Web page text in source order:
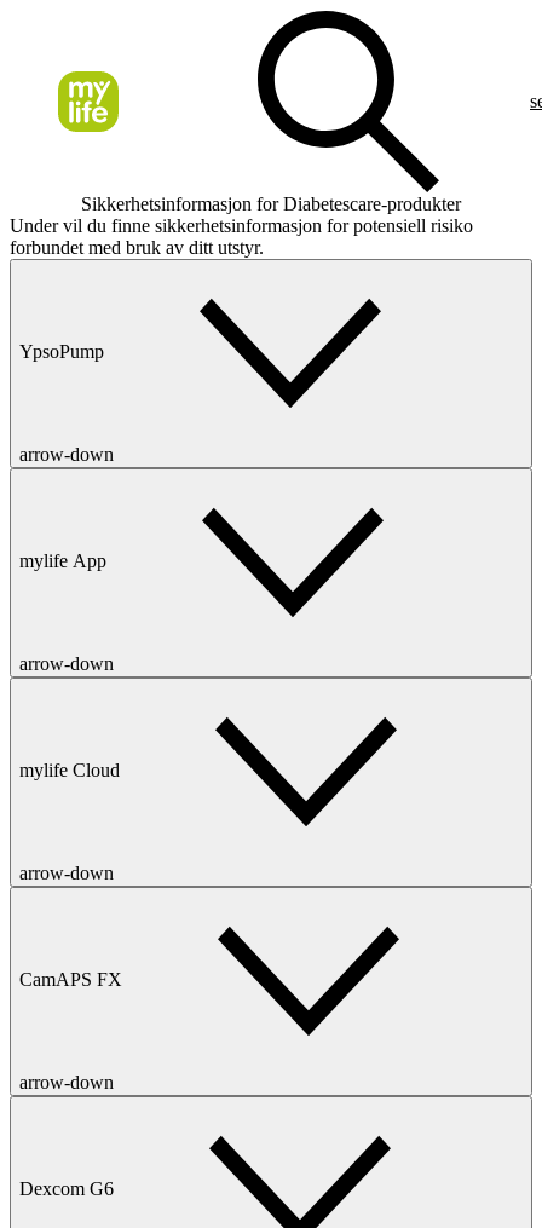
Sikkerhetsinformasjon for Diabetescare-produkter
Under vil du finne sikkerhetsinformasjon for potensiell risiko
forbundet med bruk av ditt utstyr.
YpsoPump
arrow-down
mylife App
arrow-down
mylife Cloud
arrow-down
CamAPS FX
arrow-down
Dexcom G6